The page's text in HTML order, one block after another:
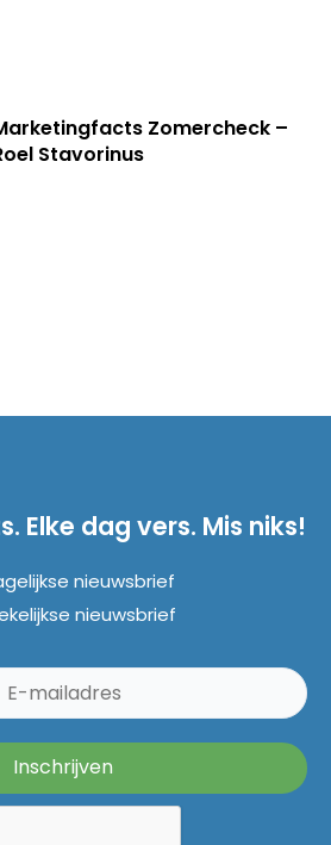
Zomercheck –
Stavorinus
Elke dag vers. Mis niks!
nieuwsbrief
nieuwsbrief